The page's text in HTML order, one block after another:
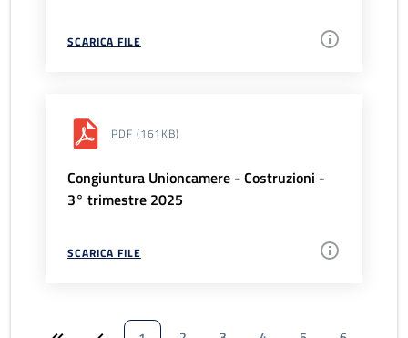
SCARICA FILE
PDF (161KB)
Congiuntura Unioncamere - Costruzioni -
3° trimestre 2025
SCARICA FILE